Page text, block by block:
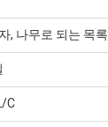
, 나무로 되는 목록
C